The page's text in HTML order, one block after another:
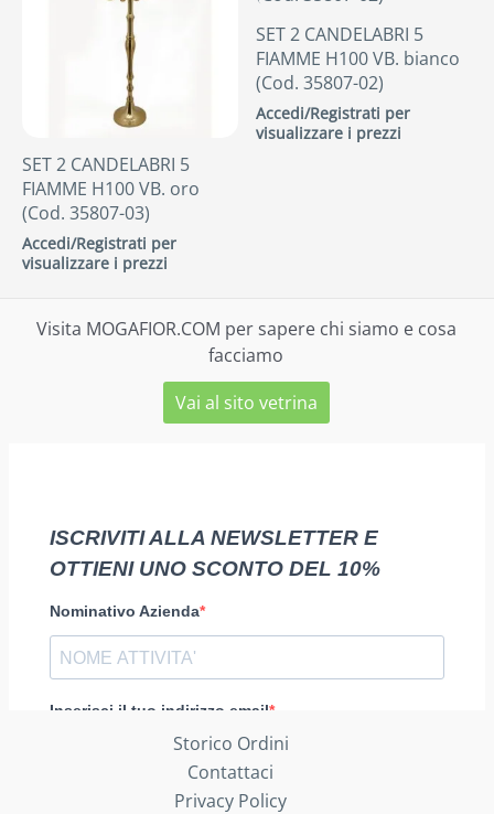
SET 2 CANDELABRI 5
FIAMME H100 VB. bianco
(Cod. 35807-02)
Accedi/Registrati per
visualizzare i prezzi
SET 2 CANDELABRI 5
FIAMME H100 VB. oro
(Cod. 35807-03)
Accedi/Registrati per
visualizzare i prezzi
Visita MOGAFIOR.COM per sapere chi siamo e cosa
facciamo
Vai al sito vetrina
Storico Ordini
Contattaci
Privacy Policy